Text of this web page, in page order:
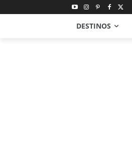
DESTINOS